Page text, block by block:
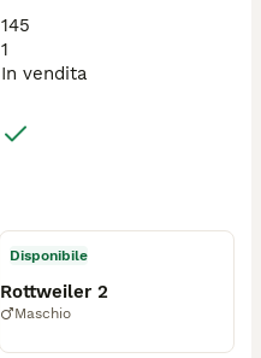
145
1
In vendita
Disponibile
Rottweiler 2
Maschio